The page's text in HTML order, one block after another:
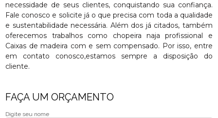
necessidade de seus clientes, conquistando sua confiança.
Fale conosco e solicite já o que precisa com toda a qualidade
e sustentabilidade necessária. Além dos já citados, também
oferecemos trabalhos como chopeira naja profissional e
Caixas de madeira com e sem compensado. Por isso, entre
em contato conosco,estamos sempre a disposição do
cliente.
FAÇA UM ORÇAMENTO
Digite seu nome